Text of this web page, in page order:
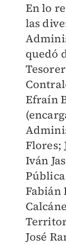
En lo
las
quedó
Efraín
Flores;
Iván
Fabián
José